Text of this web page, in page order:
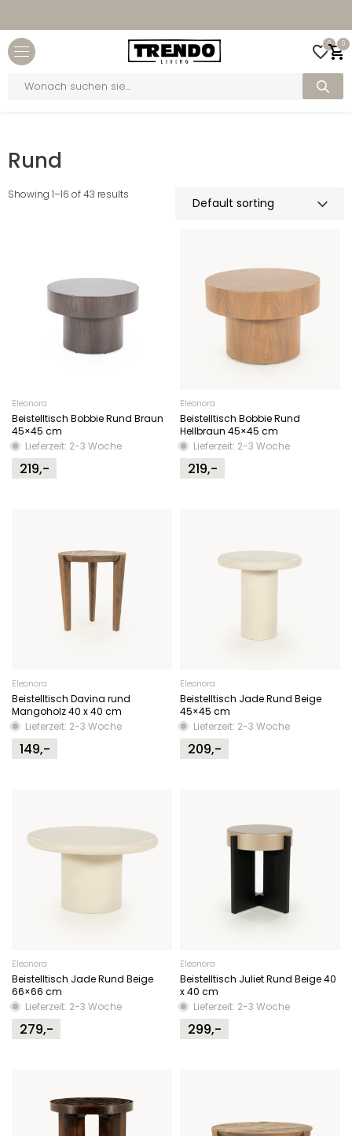
0 0
search
Rund
Showing 1–16 of 43 results
Eleonora
Beistelltisch Bobbie Rund Braun
45×45 cm
Lieferzeit: 2-3 Woche
219,-
Eleonora
Beistelltisch Bobbie Rund
Hellbraun 45×45 cm
Lieferzeit: 2-3 Woche
219,-
Eleonora
Beistelltisch Davina rund
Mangoholz 40 x 40 cm
Lieferzeit: 2-3 Woche
149,-
Eleonora
Beistelltisch Jade Rund Beige
45×45 cm
Lieferzeit: 2-3 Woche
209,-
Eleonora
Beistelltisch Jade Rund Beige
66×66 cm
Lieferzeit: 2-3 Woche
279,-
Eleonora
Beistelltisch Juliet Rund Beige 40
x 40 cm
Lieferzeit: 2-3 Woche
299,-